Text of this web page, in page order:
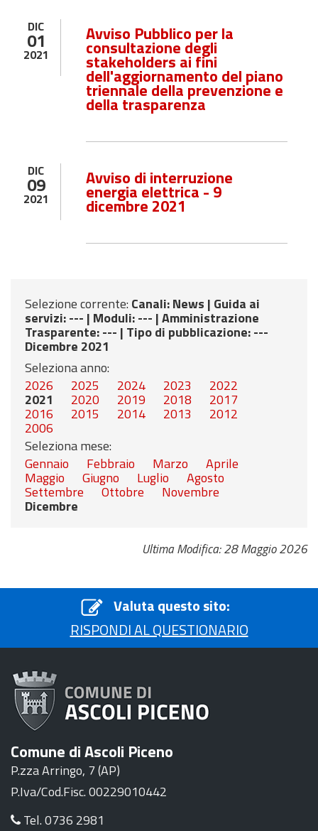
DIC
01
2021
Avviso Pubblico per la
consultazione degli
stakeholders ai fini
dell'aggiornamento del piano
triennale della prevenzione e
della trasparenza
DIC
09
2021
Avviso di interruzione
energia elettrica - 9
dicembre 2021
Selezione corrente: Canali: News | Guida ai
servizi: --- | Moduli: --- |Amministrazione
Trasparente: --- | Tipo di pubblicazione: ---
Dicembre 2021
Seleziona anno:
2026
2025 2024 2023 2022
2021 2020 2019 2018 2017
2016 2015 2014 2013 2012
2006
Seleziona mese:
Gennaio
Febbraio Marzo Aprile
Maggio Giugno Luglio Agosto
Settembre Ottobre Novembre
Dicembre
Ultima Modifica: 28 Maggio 2026
Valuta questo sito:
RISPONDI AL QUESTIONARIO
Comune di Ascoli Piceno
P.zza Arringo, 7 (AP)
P.Iva/Cod.Fisc. 00229010442
Tel. 0736 2981